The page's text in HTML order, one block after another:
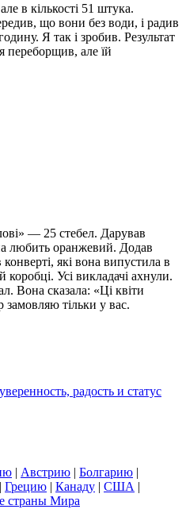
в кількості 51 штука.
що вони без води, і радив
Я так і зробив. Результат
переборщив, але їй
— 25 стебел. Дарував
любить оранжевий. Додав
які вона випустила в
коробці. Усі викладачі ахнули.
Вона сказала: «Ці квіти
замовляю тільки у вас.
радость и статус
| Австрию | Болгарию |
| Грецию | Канаду | США |
страны Мира